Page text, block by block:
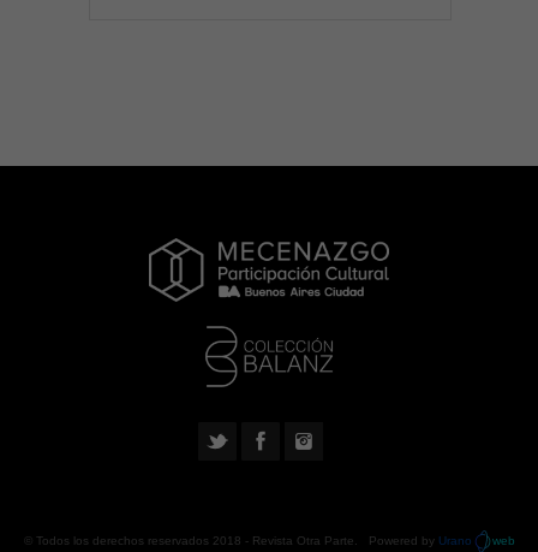
© Todos los derechos reservados 2018 - Revista Otra Parte . Powered by Urano web